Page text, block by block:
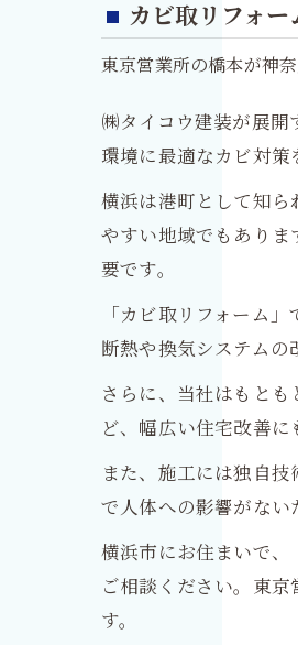
カビ取リフォ
東京営業所の橋本が神
㈱タイコウ建装が展
環境に最適なカビ対策
横浜は港町として知
やすい地域でもあり
要です。
「カビ取リフォーム
断熱や換気システムの
さらに、当社はもと
ど、幅広い住宅改善
また、施工には独自
で人体への影響がない
横浜市にお住まいで
ご相談ください。東
す。